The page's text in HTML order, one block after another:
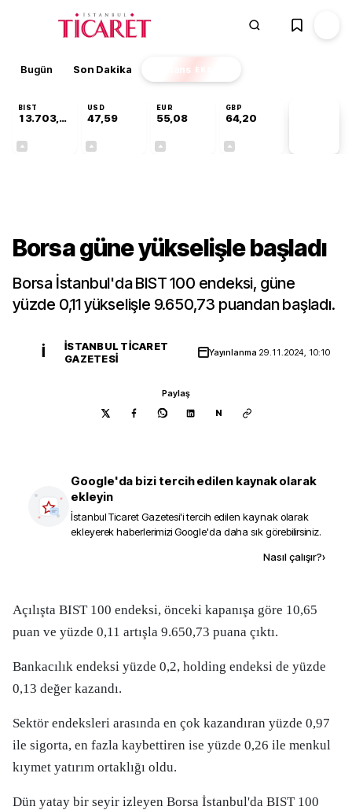
Bugün Son Dakika Finans EKSTRA
BIST
13.703,13
USD
47,59
EUR
55,08
GBP
64,20
Borsa güne yükselişle başladı
Borsa İstanbul'da BIST 100 endeksi, güne
yüzde 0,11 yükselişle 9.650,73 puandan başladı.
İ
İSTANBUL TICARET
GAZETESI
Yayınlanma 29.11.2024, 10:10
Paylaş
N
Google'da bizi tercih edilen kaynak olarak
ekleyin
İstanbul Ticaret Gazetesi'i tercih edilen kaynak olarak
ekleyerek haberlerimizi Google'da daha sık görebilirsiniz.
Nasıl çalışır?›
Açılışta BIST 100 endeksi, önceki kapanışa göre 10,65
puan ve yüzde 0,11 artışla 9.650,73 puana çıktı.
Bankacılık endeksi yüzde 0,2, holding endeksi de yüzde
0,13 değer kazandı.
Sektör endeksleri arasında en çok kazandıran yüzde 0,97
ile sigorta, en fazla kaybettiren ise yüzde 0,26 ile menkul
kıymet yatırım ortaklığı oldu.
Dün yatay bir seyir izleyen Borsa İstanbul'da BIST 100